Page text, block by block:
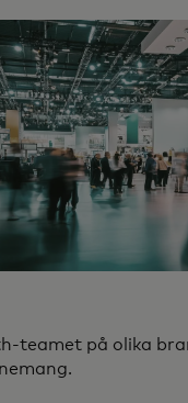
teamet på olika